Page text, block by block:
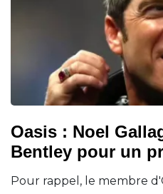
Oasis : Noel
Bentley pour un
Pour rappel, le membre